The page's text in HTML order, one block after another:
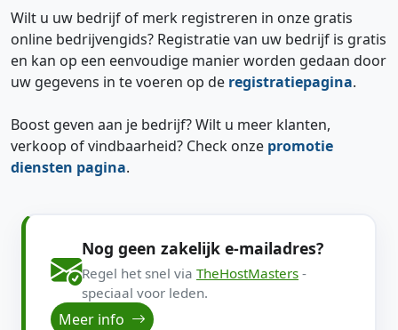
Wilt u uw bedrijf of merk registreren in onze gratis
online bedrijvengids? Registratie van uw bedrijf is gratis
en kan op een eenvoudige manier worden gedaan door
uw gegevens in te voeren op de registratiepagina.
Boost geven aan je bedrijf? Wilt u meer klanten,
verkoop of vindbaarheid? Check onze promotie
diensten pagina.
Nog geen zakelijk e-mailadres?
Regel het snel via TheHostMasters -
speciaal voor leden.
Meer info